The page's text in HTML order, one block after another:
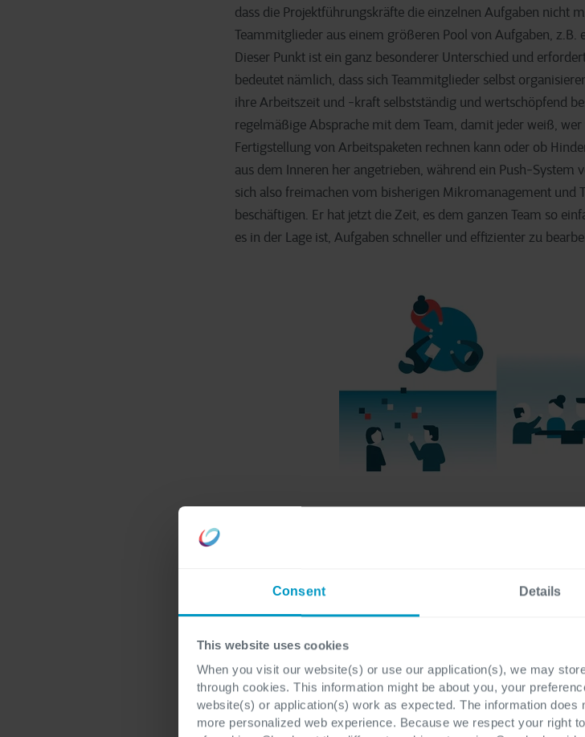
Consent Details
This website uses cookies
When you visit our website(s) or use our application(s), we may
through cookies. This information might be about you, your
website(s) or application(s) work as expected. The information
more personalized web experience. Because we respect your right
dass die Projektführungskräfte die einzelnen Aufgaben nicht
Teammitglieder aus einem größeren Pool von Aufgaben, z.B.
Dieser Punkt ist ein ganz besonderer Unterschied und
bedeutet nämlich, dass sich Teammitglieder selbst
ihre Arbeitszeit und -kraft selbstständig und wertschöpfend
regelmäßige Absprache mit dem Team, damit jeder weiß,
Fertigstellung von Arbeitspaketen rechnen kann oder ob
aus dem Inneren her angetrieben, während ein Push-
sich also freimachen vom bisherigen Mikromanagement und
beschäftigen. Er hat jetzt die Zeit, es dem ganzen Team so
es in der Lage ist, Aufgaben schneller und effizienter zu
Es wurde deutlich, dass die Rolle der Führungskraft in agilen
Beziehungen als auf tatsächlichem technischen Wissen über
Selbstverständlich ist es nützlich, wenn die Führungskraft in
kann, doch das eigentliche technische Know-How liegt beim
Rolle einer agilen Führungskraft ist das